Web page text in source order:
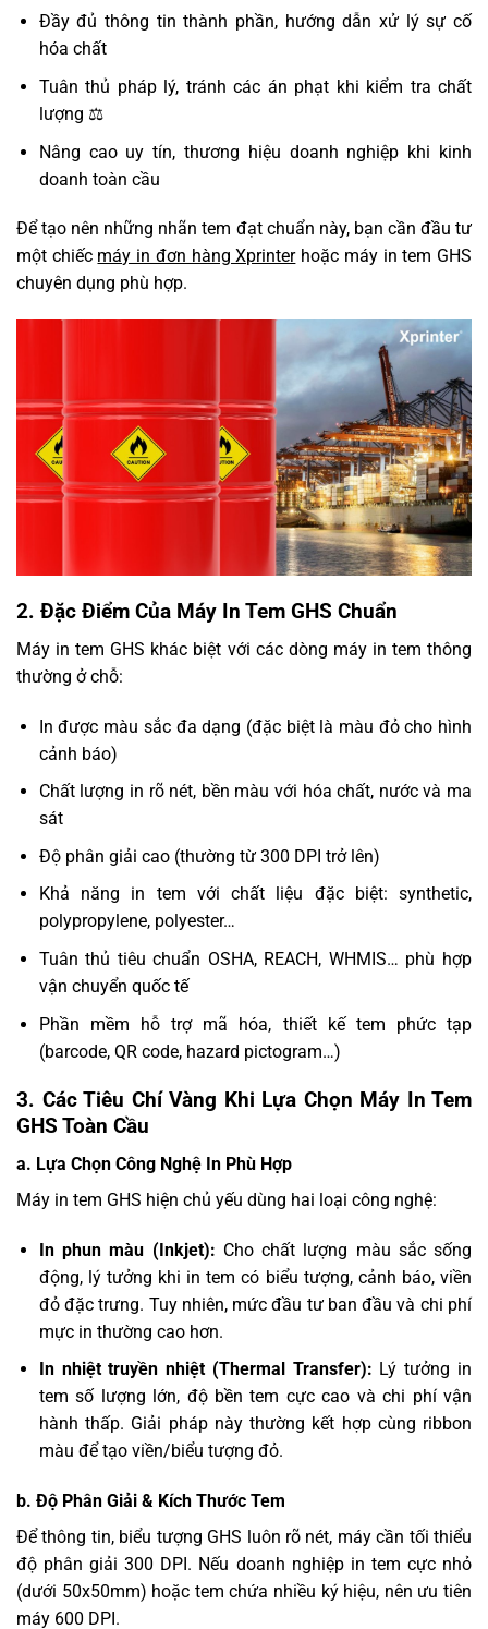
Đầy đủ thông tin thành phần, hướng dẫn xử lý sự cố
hóa chất
Tuân thủ pháp lý, tránh các án phạt khi kiểm tra chất
lượng ⚖️
Nâng cao uy tín, thương hiệu doanh nghiệp khi kinh
doanh toàn cầu
Để tạo nên những nhãn tem đạt chuẩn này, bạn cần đầu tư
một chiếc máy in đơn hàng Xprinterhoặc máy in tem GHS
chuyên dụng phù hợp.
2. Đặc Điểm Của Máy In Tem GHS Chuẩn
Máy in tem GHS khác biệt với các dòng máy in tem thông
thường ở chỗ:
In được màu sắc đa dạng (đặc biệt là màu đỏ cho hình
cảnh báo)
Chất lượng in rõ nét, bền màu với hóa chất, nước và ma
sát
Độ phân giải cao (thường từ 300 DPI trở lên)
Khả năng in tem với chất liệu đặc biệt: synthetic,
polypropylene, polyester…
Tuân thủ tiêu chuẩn OSHA, REACH, WHMIS… phù hợp
vận chuyển quốc tế
Phần mềm hỗ trợ mã hóa, thiết kế tem phức tạp
(barcode, QR code, hazard pictogram…)
3. Các Tiêu Chí Vàng Khi Lựa Chọn Máy In Tem
GHS Toàn Cầu
a. Lựa Chọn Công Nghệ In Phù Hợp ️
Máy in tem GHS hiện chủ yếu dùng hai loại công nghệ:
In phun màu (Inkjet): Cho chất lượng màu sắc sống
động, lý tưởng khi in tem có biểu tượng, cảnh báo, viền
đỏ đặc trưng. Tuy nhiên, mức đầu tư ban đầu và chi phí
mực in thường cao hơn.
In nhiệt truyền nhiệt (Thermal Transfer): Lý tưởng in
tem số lượng lớn, độ bền tem cực cao và chi phí vận
hành thấp. Giải pháp này thường kết hợp cùng ribbon
màu để tạo viền/biểu tượng đỏ.
b. Độ Phân Giải & Kích Thước Tem
Để thông tin, biểu tượng GHS luôn rõ nét, máy cần tối thiểu
độ phân giải 300 DPI. Nếu doanh nghiệp in tem cực nhỏ
(dưới 50x50mm) hoặc tem chứa nhiều ký hiệu, nên ưu tiên
máy 600 DPI.